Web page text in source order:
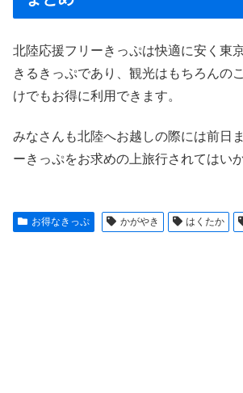
北陸応援フリーきっぷは快適に安く東
きるきっぷであり、観光はもちろんの
けでもお得に利用できます。
みなさんも北陸へお越しの際には前日
ーきっぷをお求めの上旅行されてはい
お得なきっぷ かがやき はくたか